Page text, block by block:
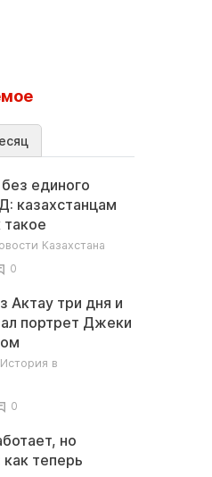
единого
казахстанцам
такое
Казахстана
0
Актау три дня и
портрет Джеки
История в
0
но
как теперь